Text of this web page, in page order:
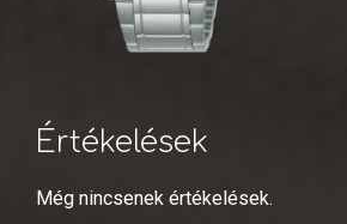
Értékelések
Még nincsenek értékelések.